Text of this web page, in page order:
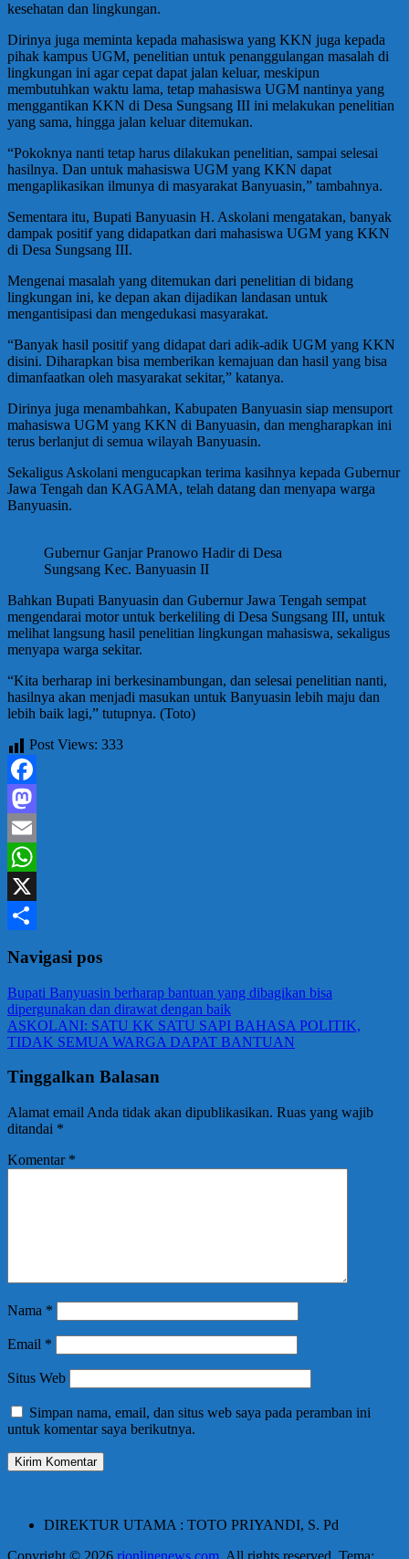
kesehatan dan lingkungan.
Dirinya juga meminta kepada mahasiswa yang KKN juga kepada
pihak kampus UGM, penelitian untuk penanggulangan masalah di
lingkungan ini agar cepat dapat jalan keluar, meskipun
membutuhkan waktu lama, tetap mahasiswa UGM nantinya yang
menggantikan KKN di Desa Sungsang III ini melakukan penelitian
yang sama, hingga jalan keluar ditemukan.
“Pokoknya nanti tetap harus dilakukan penelitian, sampai selesai
hasilnya. Dan untuk mahasiswa UGM yang KKN dapat
mengaplikasikan ilmunya di masyarakat Banyuasin,” tambahnya.
Sementara itu, Bupati Banyuasin H. Askolani mengatakan, banyak
dampak positif yang didapatkan dari mahasiswa UGM yang KKN
di Desa Sungsang III.
Mengenai masalah yang ditemukan dari penelitian di bidang
lingkungan ini, ke depan akan dijadikan landasan untuk
mengantisipasi dan mengedukasi masyarakat.
“Banyak hasil positif yang didapat dari adik-adik UGM yang KKN
disini. Diharapkan bisa memberikan kemajuan dan hasil yang bisa
dimanfaatkan oleh masyarakat sekitar,” katanya.
Dirinya juga menambahkan, Kabupaten Banyuasin siap mensuport
mahasiswa UGM yang KKN di Banyuasin, dan mengharapkan ini
terus berlanjut di semua wilayah Banyuasin.
Sekaligus Askolani mengucapkan terima kasihnya kepada Gubernur
Jawa Tengah dan KAGAMA, telah datang dan menyapa warga
Banyuasin.
Gubernur Ganjar Pranowo Hadir di Desa
Sungsang Kec. Banyuasin II
Bahkan Bupati Banyuasin dan Gubernur Jawa Tengah sempat
mengendarai motor untuk berkeliling di Desa Sungsang III, untuk
melihat langsung hasil penelitian lingkungan mahasiswa, sekaligus
menyapa warga sekitar.
“Kita berharap ini berkesinambungan, dan selesai penelitian nanti,
hasilnya akan menjadi masukan untuk Banyuasin lebih maju dan
lebih baik lagi,” tutupnya. (Toto)
Post Views: 333
Facebook
Mastodon
Email
WhatsApp
X
Navigasi pos
Bupati Banyuasin berharap bantuan yang dibagikan bisa
dipergunakan dan dirawat dengan baik
ASKOLANI: SATU KK SATU SAPI BAHASA POLITIK,
TIDAK SEMUA WARGA DAPAT BANTUAN
Tinggalkan Balasan
Alamat email Anda tidak akan dipublikasikan. Ruas yang wajib
ditandai *
Komentar *
Nama *
Email *
Situs Web
Simpan nama, email, dan situs web saya pada peramban ini
untuk komentar saya berikutnya.
DIREKTUR UTAMA : TOTO PRIYANDI, S. Pd